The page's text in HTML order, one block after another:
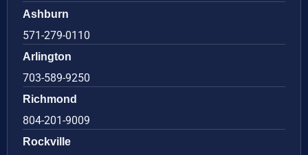
Ashburn
571-279-0110
Arlington
703-589-9250
Richmond
804-201-9009
Rockville